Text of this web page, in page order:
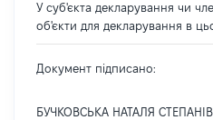
У суб'єкта декларування чи
об'єкти для декларування в
Документ підписано:
БУЧКОВСЬКА НАТАЛЯ